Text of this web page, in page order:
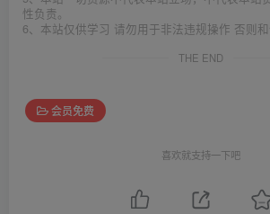
性负责。
6、本站仅供学习 请勿用于非法违规操作 否则
THE END
会员免费
喜欢就支持一下吧